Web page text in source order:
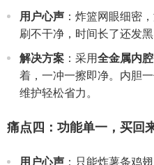
用户心声 ：炸篮网眼细密
刷不干净，时间长了还发黑
解决方案 ：采用全金属内
着，一冲一擦即净。内胆
维护轻松省力。
痛点四：功能单一，买回
用户心声 ：只能炸薯条鸡